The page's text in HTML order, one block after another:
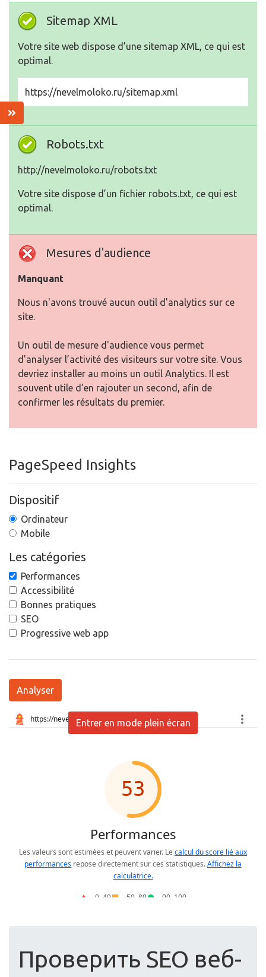
Sitemap XML
Votre site web dispose d’une sitemap XML, ce qui est
optimal.
https://nevelmoloko.ru/sitemap.xml
Robots.txt
http://nevelmoloko.ru/robots.txt
Votre site dispose d’un fichier robots.txt, ce qui est
optimal.
Mesures d'audience
Manquant
Nous n'avons trouvé aucun outil d'analytics sur ce
site.
Un outil de mesure d'audience vous permet
d'analyser l’activité des visiteurs sur votre site. Vous
devriez installer au moins un outil Analytics. Il est
souvent utile d’en rajouter un second, afin de
confirmer les résultats du premier.
PageSpeed Insights
Dispositif
Ordinateur
Mobile
Les catégories
Performances
Accessibilité
Bonnes pratiques
SEO
Progressive web app
Analyser
Entrer en mode plein écran
Проверить SEO веб-